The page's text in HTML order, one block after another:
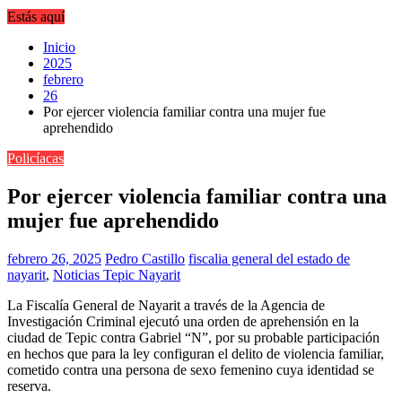
Estás aquí
Inicio
2025
febrero
26
Por ejercer violencia familiar contra una mujer fue
aprehendido
Policíacas
Por ejercer violencia familiar contra una
mujer fue aprehendido
febrero 26, 2025 Pedro Castillo fiscalia general del estado de
nayarit, Noticias Tepic Nayarit
La Fiscalía General de Nayarit a través de la Agencia de
Investigación Criminal ejecutó una orden de aprehensión en la
ciudad de Tepic contra Gabriel “N”, por su probable participación
en hechos que para la ley configuran el delito de violencia familiar,
cometido contra una persona de sexo femenino cuya identidad se
reserva.